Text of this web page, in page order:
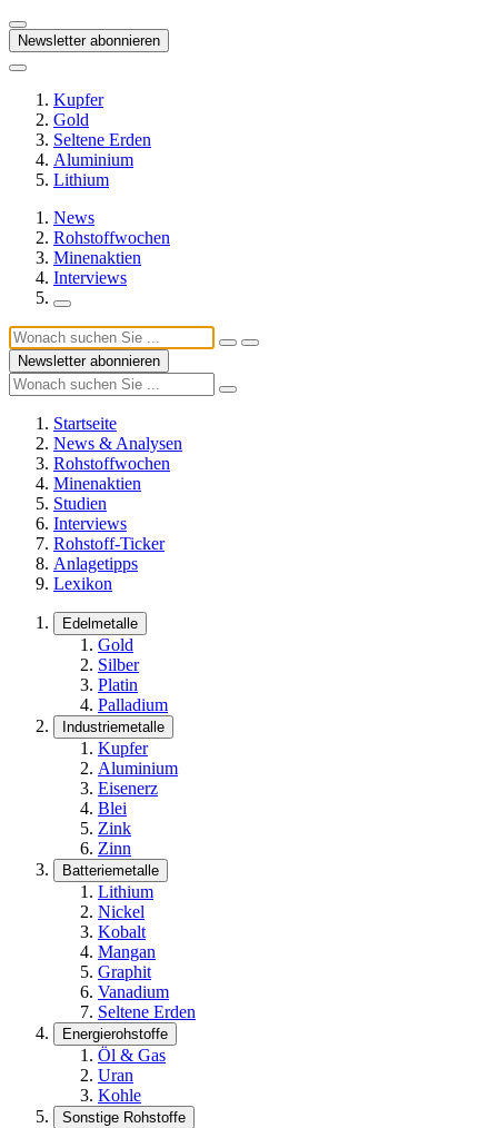
Newsletter abonnieren
Kupfer
Gold
Seltene Erden
Aluminium
Lithium
News
Rohstoffwochen
Minenaktien
Interviews
Newsletter abonnieren
Startseite
News & Analysen
Rohstoffwochen
Minenaktien
Studien
Interviews
Rohstoff-Ticker
Anlagetipps
Lexikon
Edelmetalle
Gold
Silber
Platin
Palladium
Industriemetalle
Kupfer
Aluminium
Eisenerz
Blei
Zink
Zinn
Batteriemetalle
Lithium
Nickel
Kobalt
Mangan
Graphit
Vanadium
Seltene Erden
Energierohstoffe
Öl & Gas
Uran
Kohle
Sonstige Rohstoffe